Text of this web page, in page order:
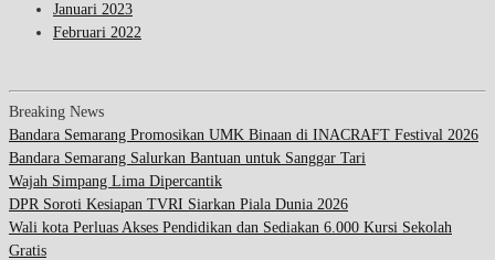
Januari 2023
Februari 2022
Breaking News
Bandara Semarang Promosikan UMK Binaan di INACRAFT Festival 2026
Bandara Semarang Salurkan Bantuan untuk Sanggar Tari
Wajah Simpang Lima Dipercantik
DPR Soroti Kesiapan TVRI Siarkan Piala Dunia 2026
Wali kota Perluas Akses Pendidikan dan Sediakan 6.000 Kursi Sekolah
Gratis